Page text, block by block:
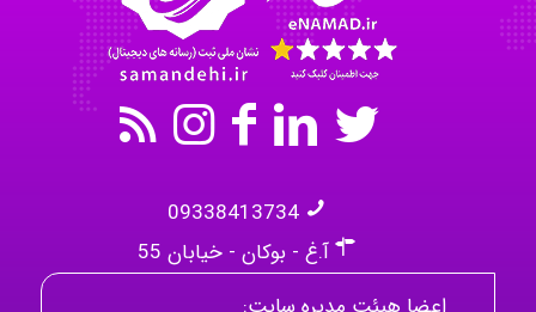
09338413734
آ.غ - بوکان - خیابان 55